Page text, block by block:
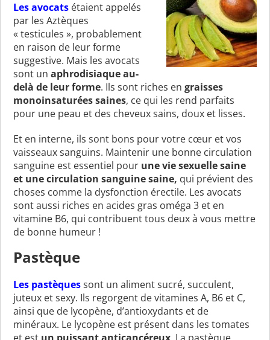
Les avocats étaient appelés
par les Aztèques
« testicules », probablement
en raison de leur forme
suggestive. Mais les avocats
sont unaphrodisiaque au-
delà de leur forme. Ils sont riches engraisses
monoinsaturées saines, ce qui les rend parfaits
pour une peau et des cheveux sains, doux et lisses.
Et en interne, ils sont bons pour votre cœur et vos
vaisseaux sanguins. Maintenir une bonne circulation
sanguine est essentiel pour une vie sexuelle saine
et une circulation sanguine saine, qui prévient des
choses comme la dysfonction érectile. Les avocats
sont aussi riches en acides gras oméga 3 et en
vitamine B6, qui contribuent tous deux à vous mettre
de bonne humeur !
Pastèque
Les pastèquessont un aliment sucré, succulent,
juteux et sexy. Ils regorgent de vitamines A, B6 et C,
ainsi que de lycopène, d’antioxydants et de
minéraux. Le lycopène est présent dans les tomates